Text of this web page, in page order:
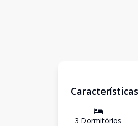
Características
3 Dormitórios